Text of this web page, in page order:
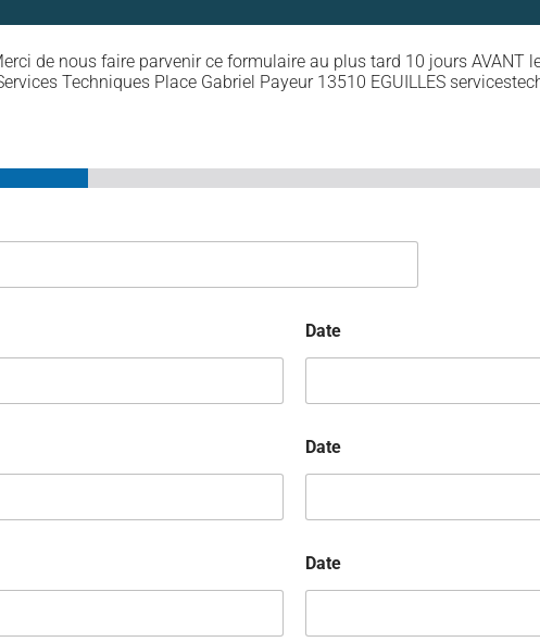
de nous faire parvenir ce formulaire au plus tard 10 jours AVANT
Techniques Place Gabriel Payeur 13510 EGUILLES
Date
Date
Date